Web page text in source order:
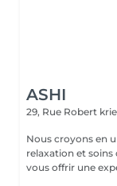
ASHI
29, Rue Robert
Nous croyons en
relaxation et soins
vous offrir une